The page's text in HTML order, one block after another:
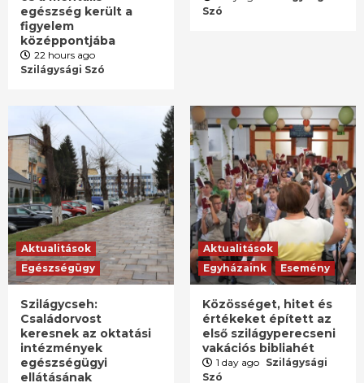
egészség került a
figyelem
középpontjába
22 hours ago
Szilágysági Szó
Szó
Aktualitások
Egészségügy
Szilágycseh:
Családorvost
keresnek az oktatási
intézmények
egészségügyi
ellátásának
Aktualitások
Egyházaink
Esemény
Közösséget, hitet és
értékeket épített az
első szilágyperecseni
vakációs bibliahét
1 day ago Szilágysági
Szó